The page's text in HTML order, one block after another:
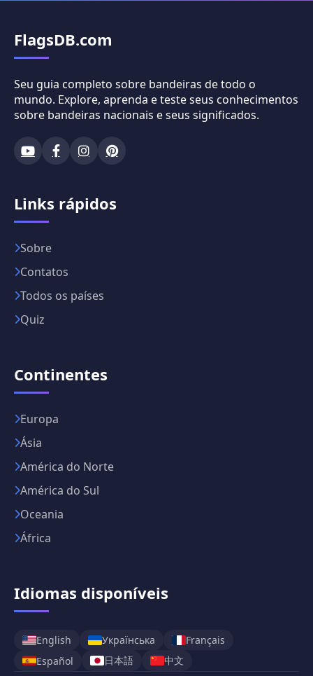
FlagsDB.com
Seu guia completo sobre bandeiras de todo o
mundo. Explore, aprenda e teste seus conhecimentos
sobre bandeiras nacionais e seus significados.
Links rápidos
Sobre
Contatos
Todos os países
Quiz
Continentes
Europa
Ásia
América do Norte
América do Sul
Oceania
África
Idiomas disponíveis
English Українська
Français
Español
日本語 中文